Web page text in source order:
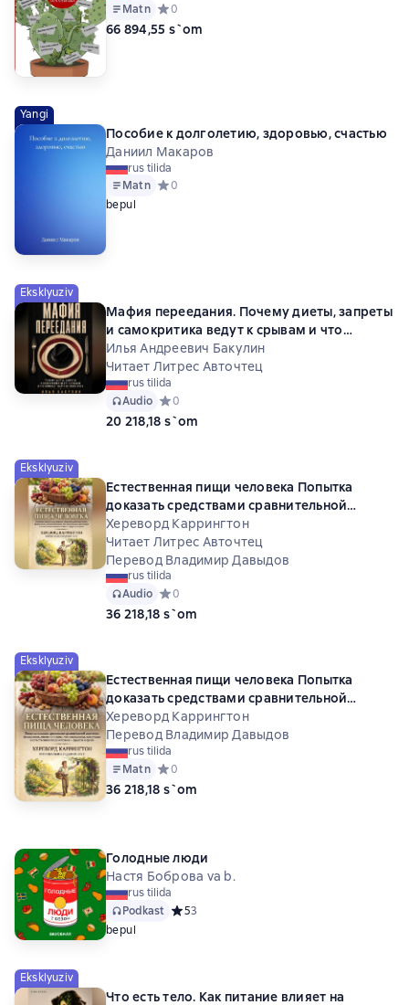
Matn Средний рейтинг 0 на основе 0 оценок
0
66 894,55 s`om
Yangi
Пособие к долголетию, здоровью, счастью
Даниил Макаров
rus tilida
Matn Средний рейтинг 0 на основе 0 оценок
0
bepul
Eksklyuziv
Мафия переедания. Почему диеты, запреты
и самокритика ведут к срывам и что
помогает выйти из этого круга
Илья Андреевич Бакулин
Читает Литрес Авточтец
rus tilida
Audio Средний рейтинг 0 на основе 0 оценок
0
20 218,18 s`om
Eksklyuziv
Естественная пищи человека Попытка
доказать средствами сравнительной
анатомии, физиологии, химии и гигиены,
что изначальная, наилучшая и естественная
пища человека — фрукты и орехи
Хереворд Каррингтон
Читает Литрес Авточтец
Перевод Владимир Давыдов
rus tilida
Audio Средний рейтинг 0 на основе 0 оценок
0
36 218,18 s`om
Eksklyuziv
Естественная пищи человека Попытка
доказать средствами сравнительной
анатомии, физиологии, химии и гигиены,
что изначальная, наилучшая и естественная
пища человека — фрукты и орехи
Хереворд Каррингтон
Перевод Владимир Давыдов
rus tilida
Matn Средний рейтинг 0 на основе 0 оценок
0
36 218,18 s`om
Голодные люди
Настя Боброва va b.
rus tilida
Podkast Средний рейтинг 5 на основе 3 оценок
53
bepul
Eksklyuziv
Что есть тело. Как питание влияет на